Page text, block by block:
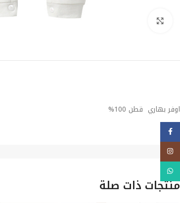
اوفر بهاري قطن 100%
منتجات ذات صلة